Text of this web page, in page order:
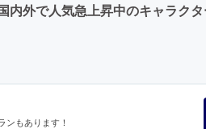
外で人気急上昇中のキャラク
もあります！